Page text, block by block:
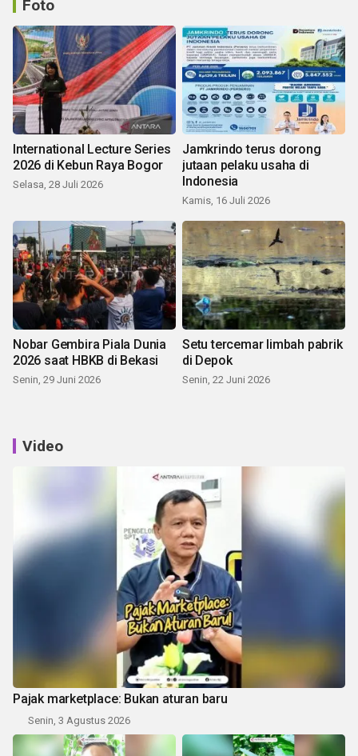
Foto
International Lecture Series
2026 di Kebun Raya Bogor
Selasa, 28 Juli 2026
Jamkrindo terus dorong
jutaan pelaku usaha di
Indonesia
Kamis, 16 Juli 2026
Nobar Gembira Piala Dunia
2026 saat HBKB di Bekasi
Senin, 29 Juni 2026
Setu tercemar limbah pabrik
di Depok
Senin, 22 Juni 2026
Video
Pajak marketplace: Bukan aturan baru
Senin, 3 Agustus 2026